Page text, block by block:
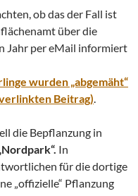
ob das der Fall ist
über die
Jahr per eMail informiert
wurden „abgemäht“
Beitrag)
die Bepflanzung in
In
für die dortige
„offizielle“ Pflanzung